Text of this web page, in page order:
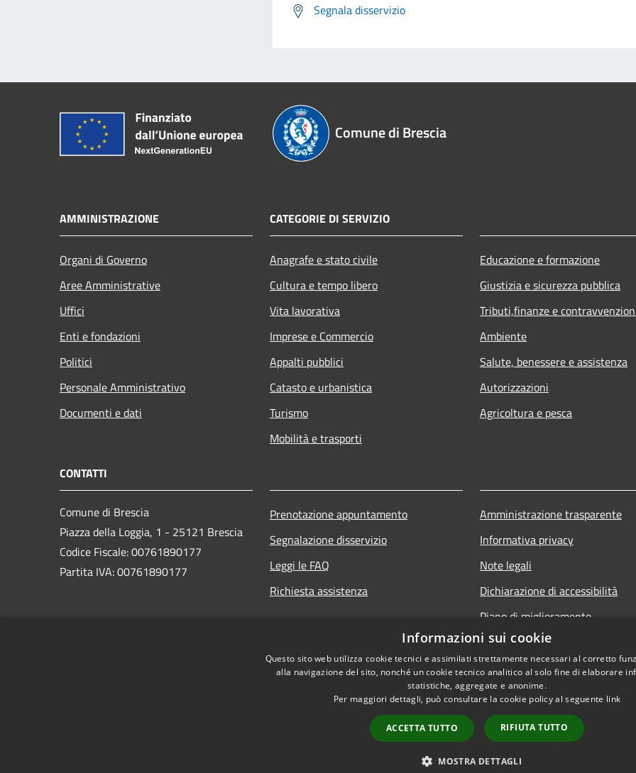
Segnala disservizio
Comune di Brescia
AMMINISTRAZIONE
Organi di Governo
Aree Amministrative
Uffici
Enti e fondazioni
Politici
Personale Amministrativo
Documenti e dati
CATEGORIE DI SERVIZIO
Anagrafe e stato civile
Cultura e tempo libero
Vita lavorativa
Imprese e Commercio
Appalti pubblici
Catasto e urbanistica
Turismo
Mobilità e trasporti
Educazione e formazione
Giustizia e sicurezza pubblica
Tributi,finanze e
Ambiente
Salute, benessere e assistenza
Autorizzazioni
Agricoltura e pesca
CONTATTI
Comune di Brescia
Piazza della Loggia, 1 - 25121 Brescia
Codice Fiscale: 00761890177
Partita IVA: 00761890177
Prenotazione appuntamento
Segnalazione disservizio
Leggi le FAQ
Richiesta assistenza
Amministrazione trasparente
Informativa privacy
Note legali
Dichiarazione di accessibilità
Piano di miglioramento
Copyright © 2026 •
Informazioni sui cookie
Questo sito web utilizza cookie tecnici e assimilati strettamente necessari al corretto
alla navigazione del sito, nonché un cookie tecnico analitico al solo fine di elaborare
statistiche, aggregate e anonime.
Per maggiori dettagli, può consultare la cookie policy al seguente link
ACCETTA TUTTO RIFIUTA TUTTO
MOSTRA DETTAGLI